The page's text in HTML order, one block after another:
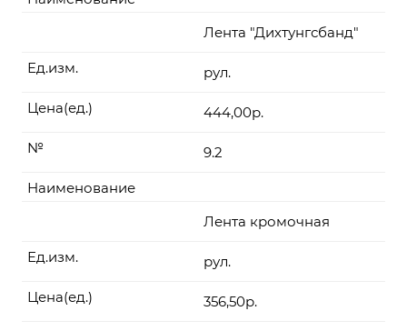
Лента "Дихтунгсбанд"
рул.
Ед.изм.
444,00р.
Цена(ед.)
9.2
№
Наименование
Лента кромочная
рул.
Ед.изм.
356,50р.
Цена(ед.)